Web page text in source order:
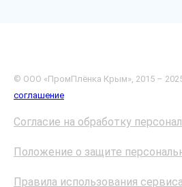
© ООО «ПромПлёнка Крым», 2015 –
соглашение
Согласие на обработку
Положение о защите
Правила использования сервиса